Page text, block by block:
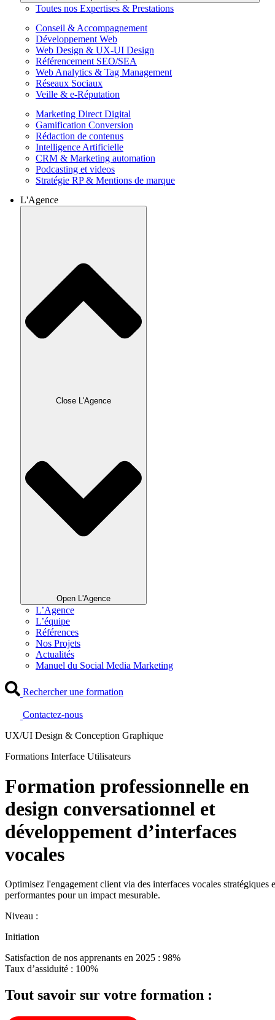
Toutes nos Expertises & Prestations
Conseil & Accompagnement
Développement Web
Web Design & UX-UI Design
Référencement SEO/SEA
Web Analytics & Tag Management
Réseaux Sociaux
Veille & e-Réputation
Marketing Direct Digital
Gamification Conversion
Rédaction de contenus
Intelligence Artificielle
CRM & Marketing automation
Podcasting et videos
Stratégie RP & Mentions de marque
L'Agence
Close L'Agence
Open L'Agence
L’Agence
L’équipe
Références
Nos Projets
Actualités
Manuel du Social Media Marketing
Rechercher une formation
Contactez-nous
UX/UI Design & Conception Graphique
Formations Interface Utilisateurs
Formation professionnelle en
design conversationnel et
développement d’interfaces
vocales
Optimisez l'engagement client via des interfaces vocales stratégiques
performantes pour un impact mesurable.
Niveau :
Initiation
Satisfaction de nos apprenants en 2025 : 98%
Taux d’assiduité : 100%
Tout savoir sur votre formation :